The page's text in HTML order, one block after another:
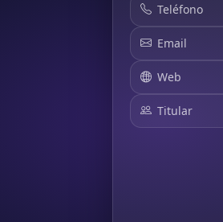
Teléfono
Email
Web
Titular